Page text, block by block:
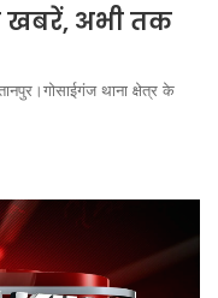
खबरें, अभी तक
थाना क्षेत्र के